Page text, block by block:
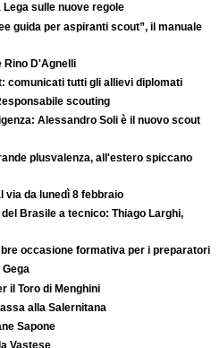
sulle nuove regole
guida per aspiranti scout”, il manuale
Rino D'Agnelli
comunicati tutti gli allievi diplomati
scouting
Alessandro Soli è il nuovo scout
plusvalenza, all'estero spiccano
via da lunedì 8 febbraio
Brasile a tecnico: Thiago Larghi,
occasione formativa per i preparatori
il Toro di Menghini
alla Salernitana
Sapone
Vastese